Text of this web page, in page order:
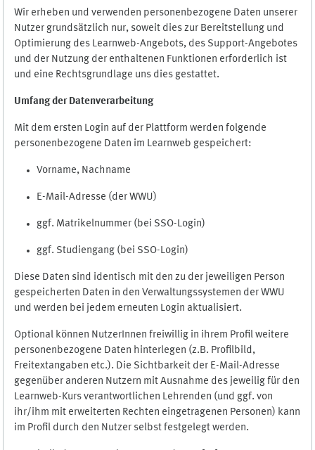
Wir erheben und verwenden personenbezogene Daten unserer
Nutzer grundsätzlich nur, soweit dies zur Bereitstellung und
Optimierung des Learnweb-Angebots, des Support-Angebotes
und der Nutzung der enthaltenen Funktionen erforderlich ist
und eine Rechtsgrundlage uns dies gestattet.
Umfang der Datenverarbeitung
Mit dem ersten Login auf der Plattform werden folgende
personenbezogene Daten im Learnweb gespeichert:
Vorname, Nachname
E-Mail-Adresse (der WWU)
ggf. Matrikelnummer (bei SSO-Login)
ggf. Studiengang (bei SSO-Login)
Diese Daten sind identisch mit den zu der jeweiligen Person
gespeicherten Daten in den Verwaltungssystemen der WWU
und werden bei jedem erneuten Login aktualisiert.
Optional können NutzerInnen freiwillig in ihrem Profil weitere
personenbezogene Daten hinterlegen (z.B. Profilbild,
Freitextangaben etc.). Die Sichtbarkeit der E-Mail-Adresse
gegenüber anderen Nutzern mit Ausnahme des jeweilig für den
Learnweb-Kurs verantwortlichen Lehrenden (und ggf. von
ihr/ihm mit erweiterten Rechten eingetragenen Personen) kann
im Profil durch den Nutzer selbst festgelegt werden.